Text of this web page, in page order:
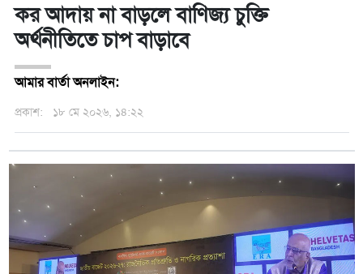
কর আদায় না বাড়লে বাণিজ্য চুক্তি
অর্থনীতিতে চাপ বাড়াবে
আমার বার্তা অনলাইন:
প্রকাশ: ১৮ মে ২০২৬, ১৪:২২